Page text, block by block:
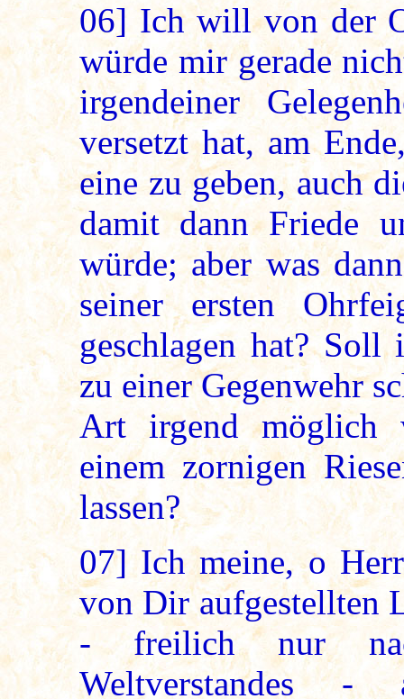
06] Ich will von der
würde mir gerade
irgendeiner
versetzt hat, am
eine zu geben, auch
damit dann Friede
würde; aber was
seiner ersten
geschlagen hat?
zu einer Gegenwehr
Art irgend möglich
einem zornigen
lassen?
07] Ich meine, o
von Dir aufgestellten
- freilich nur
Weltverstandes